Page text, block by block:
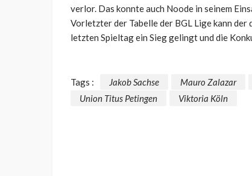
verlor. Das konnte auch Noode in seinem
Vorletzter der Tabelle der BGL Lige kann der
letzten Spieltag ein Sieg gelingt und die
Tags : Jakob Sachse Mauro Zalazar
Union Titus Petingen
Viktoria Köln